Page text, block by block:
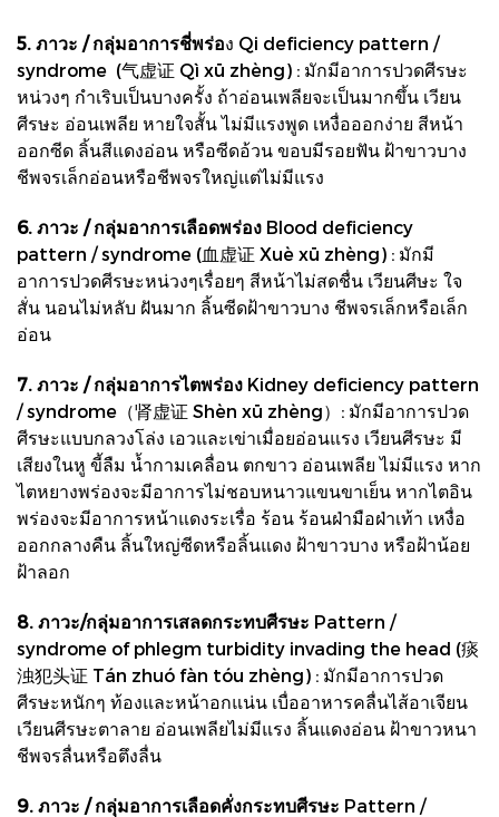
5. ภาวะ / กลุ่มอาการชี่พร่อง Qi deficiency pattern /
syndrome (气虚证 Qì xū zhèng) : มักมีอาการปวดศีรษะ
หน่วงๆ กำเริบเป็นบางครั้ง ถ้าอ่อนเพลียจะเป็นมากขึ้น เวียน
ศีรษะ อ่อนเพลีย หายใจสั้น ไม่มีแรงพูด เหงื่อออกง่าย สีหน้า
ออกซีด ลิ้นสีแดงอ่อน หรือซีดอ้วน ขอบมีรอยฟัน ฝ้าขาวบาง
ชีพจรเล็กอ่อนหรือชีพจรใหญ่แต่ไม่มีแรง
6. ภาวะ / กลุ่มอาการเลือดพร่อง Blood deficiency
pattern / syndrome (血虚证 Xuè xū zhèng) : มักมี
อาการปวดศีรษะหน่วงๆเรื่อยๆ สีหน้าไม่สดชื่น เวียนศีษะ ใจ
สั่น นอนไม่หลับ ฝันมาก ลิ้นซีดฝ้าขาวบาง ชีพจรเล็กหรือเล็ก
อ่อน
7. ภาวะ / กลุ่มอาการไตพร่อง Kidney deficiency pattern
/ syndrome（肾虚证 Shèn xū zhèng）: มักมีอาการปวด
ศีรษะแบบกลวงโล่ง เอวและเข่าเมื่อยอ่อนแรง เวียนศีรษะ มี
เสียงในหู ขี้ลืม น้ำกามเคลื่อน ตกขาว อ่อนเพลีย ไม่มีแรง หาก
ไตหยางพร่องจะมีอาการไม่ชอบหนาวแขนขาเย็น หากไตอิน
พร่องจะมีอาการหน้าแดงระเรื่อ ร้อน ร้อนฝ่ามือฝ่าเท้า เหงื่อ
ออกกลางคืน ลิ้นใหญ่ซีดหรือลิ้นแดง ฝ้าขาวบาง หรือฝ้าน้อย
ฝ้าลอก
8. ภาวะ/กลุ่มอาการเสลดกระทบศีรษะ Pattern /
syndrome of phlegm turbidity invading the head (痰
浊犯头证 Tán zhuó fàn tóu zhèng) : มักมีอาการปวด
ศีรษะหนักๆ ท้องและหน้าอกแน่น เบื่ออาหารคลื่นไส้อาเจียน
เวียนศีรษะตาลาย อ่อนเพลียไม่มีแรง ลิ้นแดงอ่อน ฝ้าขาวหนา
ชีพจรลื่นหรือตึงลื่น
9. ภาวะ / กลุ่มอาการเลือดคั่งกระทบศีรษะ Pattern /